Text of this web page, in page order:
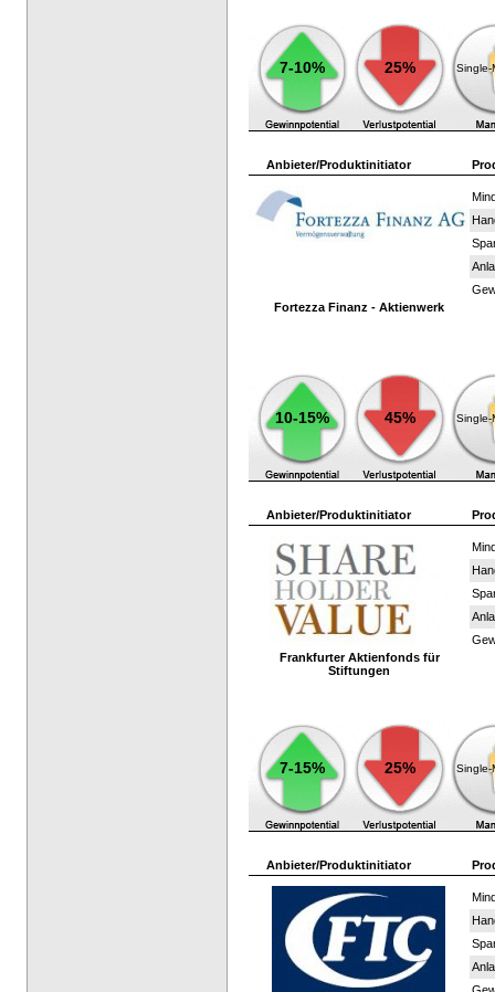
7-10% 25% Single-
Anbieter/Produktinitiator
Fortezza Finanz - Aktienwerk
10-15% 45% Single-
Anbieter/Produktinitiator
Frankfurter Aktienfonds für
Stiftungen
7-15% 25% Single-
Anbieter/Produktinitiator